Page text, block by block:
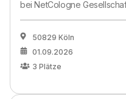
beiNetCologne
50829 Köln
01.09.2026
3 Plätze